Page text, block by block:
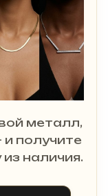
металл,
и получите
наличия.